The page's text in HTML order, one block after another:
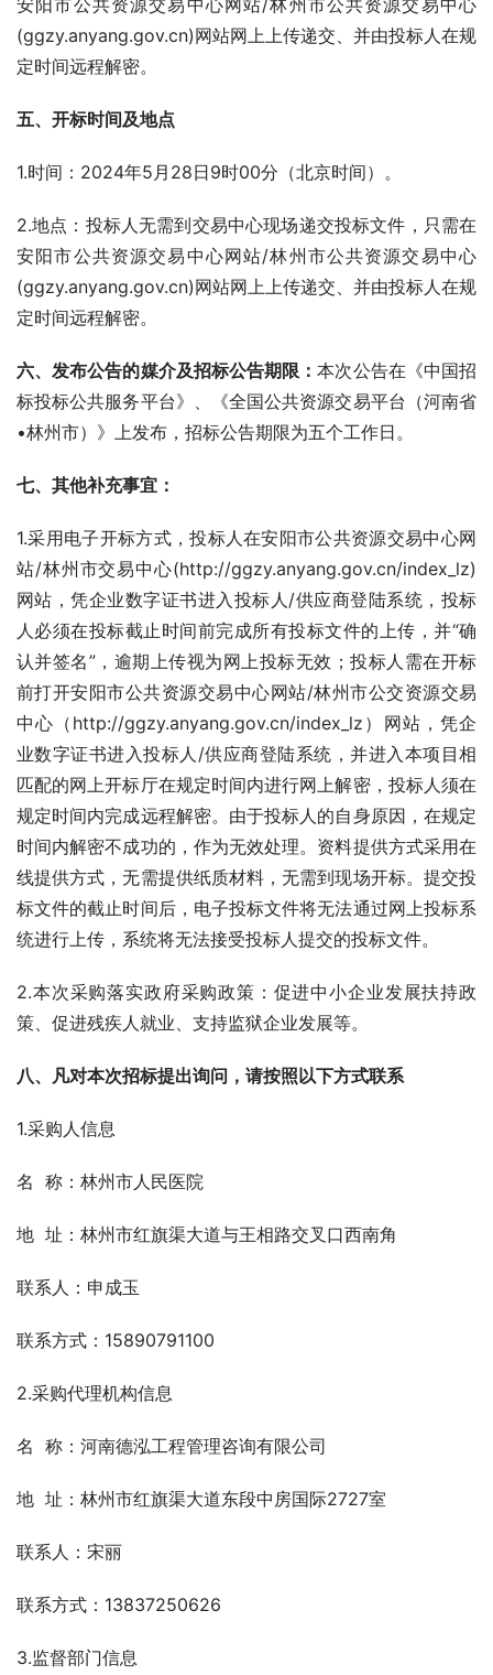
安阳市公共资源交易中心网站/林州市公共资源交易中心
(ggzy.anyang.gov.cn)网站网上上传递交、并由投标人在规
定时间远程解密。
五、开标时间及地点
1.时间：2024年5月28日9时00分（北京时间）。
2.地点：投标人无需到交易中心现场递交投标文件，只需在
安阳市公共资源交易中心网站/林州市公共资源交易中心
(ggzy.anyang.gov.cn)网站网上上传递交、并由投标人在规
定时间远程解密。
六、发布公告的媒介及招标公告期限：本次公告在《中国招
标投标公共服务平台》、《全国公共资源交易平台（河南省
•林州市）》上发布，招标公告期限为五个工作日。
七、其他补充事宜：
1.采用电子开标方式，投标人在安阳市公共资源交易中心网
站/林州市交易中心(http://ggzy.anyang.gov.cn/index_lz)
网站，凭企业数字证书进入投标人/供应商登陆系统，投标
人必须在投标截止时间前完成所有投标文件的上传，并“确
认并签名”，逾期上传视为网上投标无效；投标人需在开标
前打开安阳市公共资源交易中心网站/林州市公交资源交易
中心（http://ggzy.anyang.gov.cn/index_lz）网站，凭企
业数字证书进入投标人/供应商登陆系统，并进入本项目相
匹配的网上开标厅在规定时间内进行网上解密，投标人须在
规定时间内完成远程解密。由于投标人的自身原因，在规定
时间内解密不成功的，作为无效处理。资料提供方式采用在
线提供方式，无需提供纸质材料，无需到现场开标。提交投
标文件的截止时间后，电子投标文件将无法通过网上投标系
统进行上传，系统将无法接受投标人提交的投标文件。
2.本次采购落实政府采购政策：促进中小企业发展扶持政
策、促进残疾人就业、支持监狱企业发展等。
八、凡对本次招标提出询问，请按照以下方式联系
1.采购人信息
名  称：林州市人民医院
地  址：林州市红旗渠大道与王相路交叉口西南角
联系人：申成玉
联系方式：15890791100
2.采购代理机构信息
名  称：河南德泓工程管理咨询有限公司
地  址：林州市红旗渠大道东段中房国际2727室
联系人：宋丽
联系方式：13837250626
3.监督部门信息